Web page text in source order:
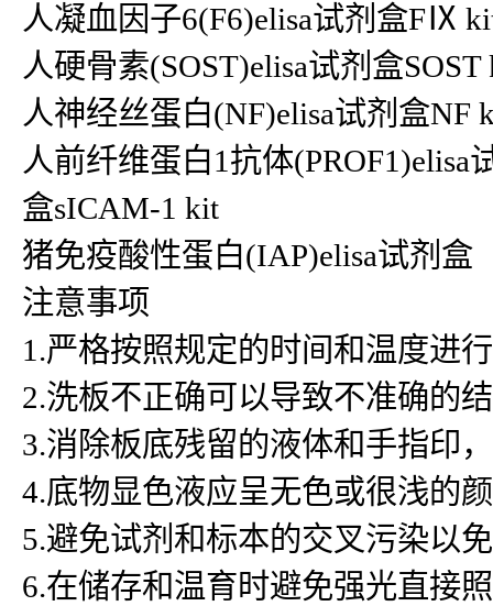
人凝血因子6(F6)elisa试剂盒FⅨ
人硬骨素(SOST)elisa试剂盒
人神经丝蛋白(NF)elisa试剂盒NF
人前纤维蛋白1抗体
盒sICAM-1 kit
猪免疫酸性蛋白(IAP)elisa试剂盒
注意事项
1.严格按照规定的时间和温度进
2.洗板不正确可以导致不准确的
3.消除板底残留的液体和手指印
4.底物显色液应呈无色或很浅的
5.避免试剂和标本的交叉污染以
6.在储存和温育时避免强光直接